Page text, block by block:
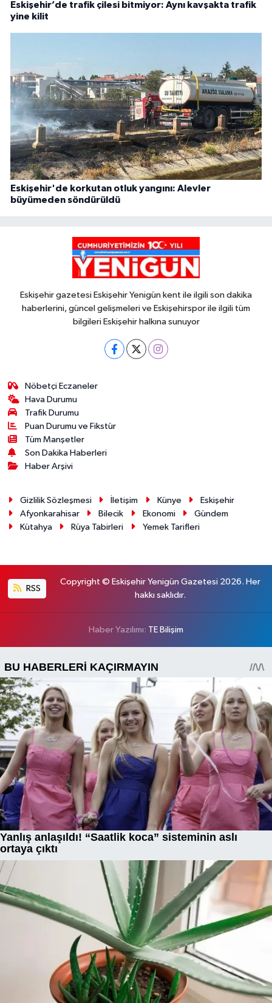
Eskişehir’de trafik çilesi bitmiyor: Aynı kavşakta trafik
yine kilit
Eskişehir'de korkutan otluk yangını: Alevler
büyümeden söndürüldü
Eskişehir gazetesi Eskişehir Yenigün kent ile ilgili son dakika
haberlerini, güncel gelişmeleri ve Eskişehirspor ile ilgili tüm
bilgileri Eskişehir halkına sunuyor
Nöbetçi Eczaneler
Hava Durumu
Trafik Durumu
Puan Durumu ve Fikstür
Tüm Manşetler
Son Dakika Haberleri
Haber Arşivi
Gizlilik Sözleşmesi İletişim Künye
Eskişehir
Afyonkarahisar
Bilecik Ekonomi
Gündem
Kütahya
Rüya Tabirleri Yemek Tarifleri
RSS
Copyright © Eskişehir Yenigün Gazetesi 2026. Her
hakkı saklıdır.
Haber Yazılımı: TE Bilişim